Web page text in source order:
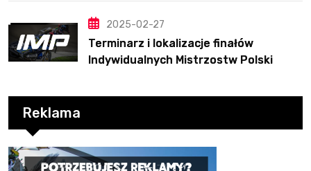
2025-02-27
Terminarz i lokalizacje finałów
Indywidualnych Mistrzostw Polski
Reklama